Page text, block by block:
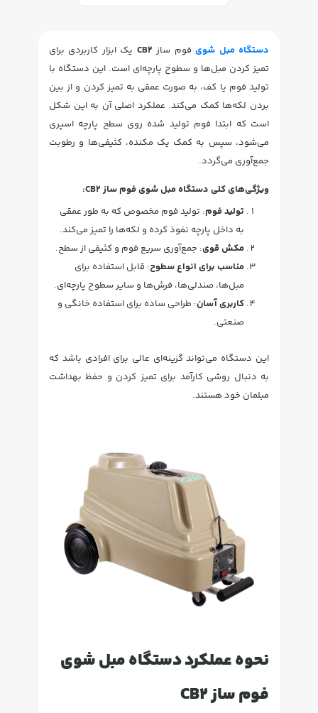
دستگاه مبل شویفوم ساز CB2 یک ابزار کاربردی برای
تمیز کردن مبل‌ها و سطوح پارچه‌ای است. این دستگاه با
تولید فوم یا کف، به صورت عمقی به تمیز کردن و از بین
بردن لکه‌ها کمک می‌کند. عملکرد اصلی آن به این شکل
است که ابتدا فوم تولید شده روی سطح پارچه اسپری
می‌شود، سپس به کمک یک مکنده، کثیفی‌ها و رطوبت
جمع‌آوری می‌گردد.
ویژگی‌های کلی دستگاه مبل شوی فوم ساز CB2:
تولید فوم: تولید فوم مخصوص که به طور عمقی
به داخل پارچه نفوذ کرده و لکه‌ها را تمیز می‌کند.
مکش قوی: جمع‌آوری سریع فوم و کثیفی از سطح.
مناسب برای انواع سطوح: قابل استفاده برای
مبل‌ها، صندلی‌ها، فرش‌ها و سایر سطوح پارچه‌ای.
کاربری آسان: طراحی ساده برای استفاده خانگی و
صنعتی.
این دستگاه می‌تواند گزینه‌ای عالی برای افرادی باشد که
به دنبال روشی کارآمد برای تمیز کردن و حفظ بهداشت
مبلمان خود هستند.
نحوه عملکرد دستگاه مبل شوی
فوم ساز CB2